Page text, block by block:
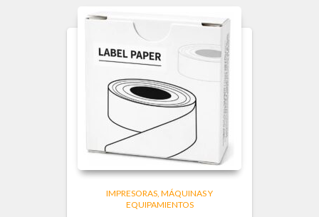
IMPRESORAS MÁQUINAS Y
EQUIPAMIENTOS